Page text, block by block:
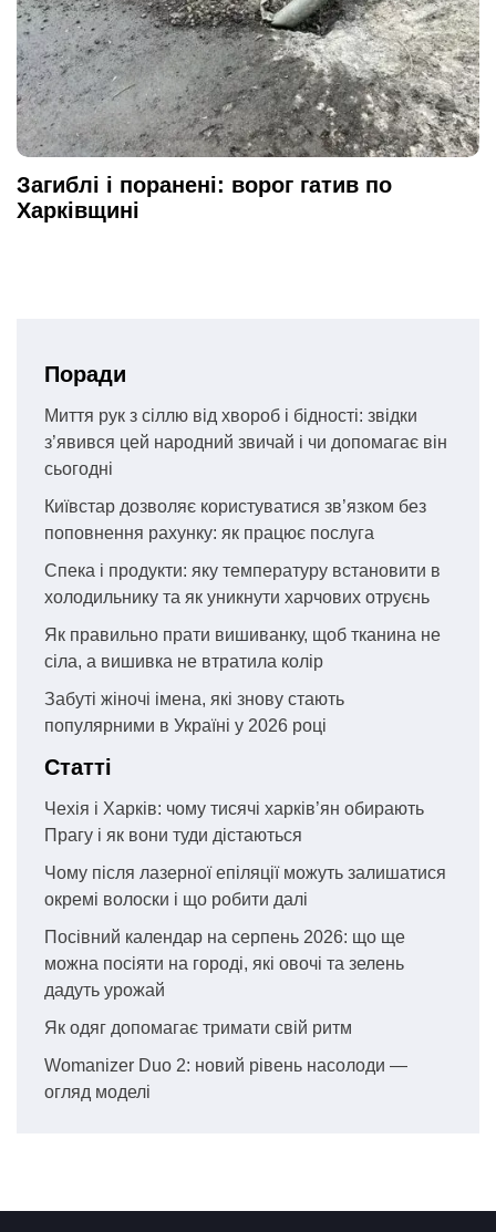
Загиблі і поранені: ворог гатив по
Харківщині
Поради
Миття рук з сіллю від хвороб і бідності: звідки
з’явився цей народний звичай і чи допомагає він
сьогодні
Київстар дозволяє користуватися зв’язком без
поповнення рахунку: як працює послуга
Спека і продукти: яку температуру встановити в
холодильнику та як уникнути харчових отруєнь
Як правильно прати вишиванку, щоб тканина не
сіла, а вишивка не втратила колір
Забуті жіночі імена, які знову стають
популярними в Україні у 2026 році
Статті
Чехія і Харків: чому тисячі харків’ян обирають
Прагу і як вони туди дістаються
Чому після лазерної епіляції можуть залишатися
окремі волоски і що робити далі
Посівний календар на серпень 2026: що ще
можна посіяти на городі, які овочі та зелень
дадуть урожай
Як одяг допомагає тримати свій ритм
Womanizer Duo 2: новий рівень насолоди —
огляд моделі